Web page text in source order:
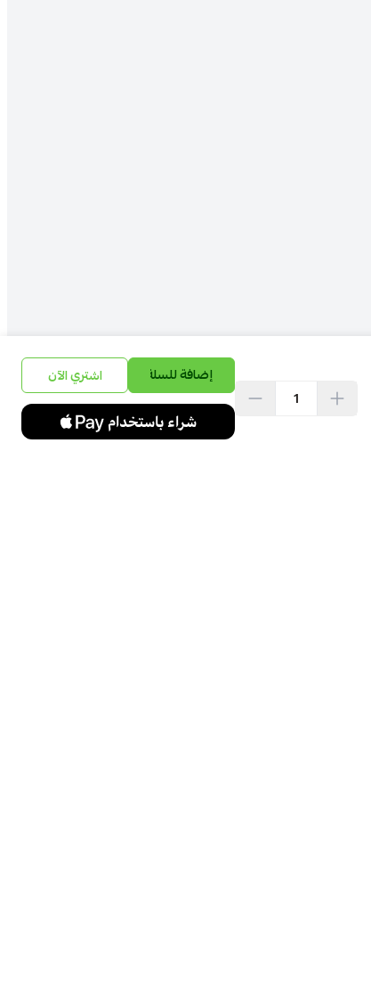
إضافة للسلة اشتري الآن